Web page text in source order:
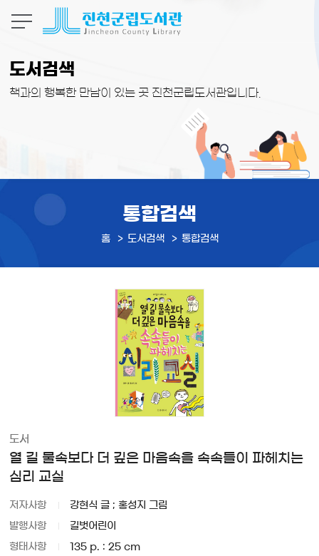
도서검색
책과의 행복한 만남이 있는 곳 진천군립도서관입니다.
통합검색
홈 도서검색 통합검색
도서
열 길 물속보다 더 깊은 마음속을 속속들이 파헤치는
심리 교실
저자사항 강현식 글 ; 홍성지 그림
발행사항 길벗어린이
형태사항 135 p. : 25 cm